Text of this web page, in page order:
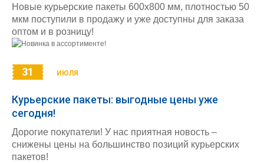
Новые курьерские пакеты 600х800 мм, плотностью 50
мкм поступили в продажу и уже доступны для заказа
оптом и в розницу!
31 ИЮЛЯ
Курьерские пакеты: выгодные цены уже
сегодня!
Дорогие покупатели! У нас приятная новость –
снижены цены на большинство позиций курьерских
пакетов!